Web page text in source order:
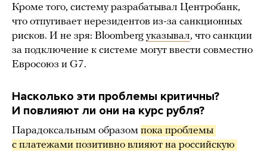
Кроме того, систему разрабатывал Центробанк,
что отпугивает нерезидентов из-за санкционных
рисков. И не зря: Bloomberg указывал, что санкции
за подключение к системе могут ввести совместно
Евросоюз и G7.
Насколько эти проблемы критичны?
И повлияют ли они на курс рубля?
Парадоксальным образом пока проблемы
с платежами позитивно влияют на российскую